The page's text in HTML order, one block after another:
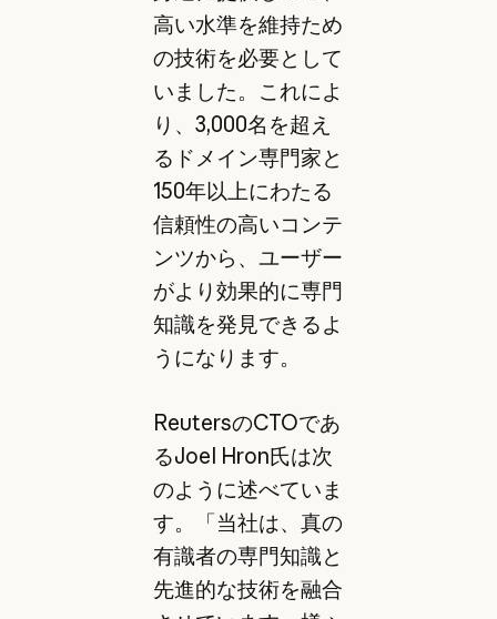
高い水準を維持ため
の技術を必要として
いました。これによ
り、3,000名を超え
るドメイン専門家と
150年以上にわたる
信頼性の高いコンテ
ンツから、ユーザー
がより効果的に専門
知識を発見できるよ
うになります。
ReutersのCTOであ
るJoel Hron氏は次
のように述べていま
す。「当社は、真の
有識者の専門知識と
先進的な技術を融合